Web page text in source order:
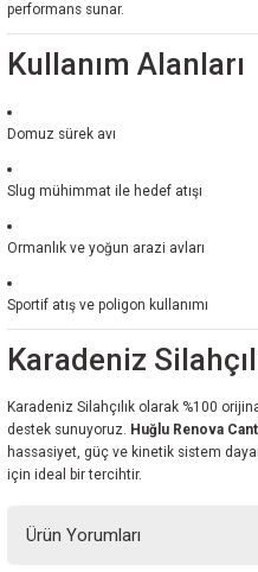
performans sunar.
Kullanım Alanları
Domuz sürek avı
Slug mühimmat ile hedef atışı
Ormanlık ve yoğun arazi avları
Sportif atış ve poligon kullanımı
Karadeniz
Karadeniz Silahçılık olarak %100
destek sunuyoruz. Huğlu Renova
hassasiyet, güç ve kinetik sistem
için ideal bir tercihtir.
Ürün Yorumları